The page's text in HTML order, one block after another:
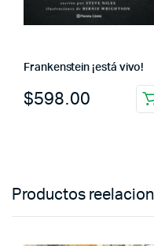
Frankenstein ¡está vivo!
$598.00
Productos